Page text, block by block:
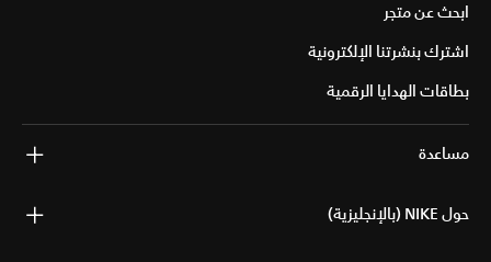
ابحث عن متجر
اشترك بنشرتنا الإلكترونية
بطاقات الهدايا الرقمية
مساعدة
حول NIKE (بالإنجليزية)